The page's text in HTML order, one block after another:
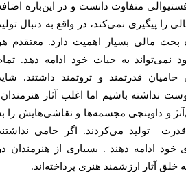
متفاوت دانست و در این‌باره اضافه
پیگیری نمی‌کند، در واقع به دنبال تولید
مالی بسیار اهمیت دارد. معتقدم هر
به حیات خود ادامه دهد. تمام
قدرتمند و ثروتمند داشتند.شاید
نداشته باشیم اما اغلب آثار هنرمندان
و داوینچی مجسمه‌ها و نقاشی‌هایش را به
تولید می‌کردند. اگر حامی نداشتند
ادامه دهند . بسیاری از هنرمندان در
آثار ارزشمند هنری پرداخته‌اند.